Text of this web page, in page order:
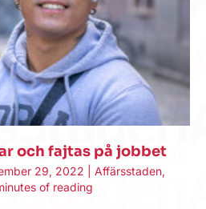
och fajtas på jobbet
29, 2022 Affärsstaden,
of reading